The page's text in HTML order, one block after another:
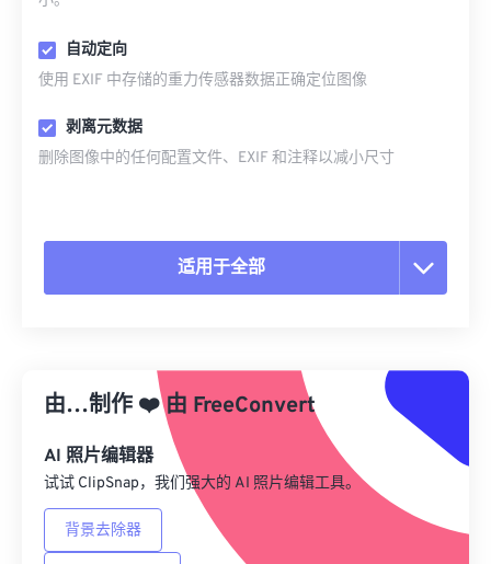
自动定向
使用 EXIF 中存储的重力传感器数据正确定位图像
剥离元数据
删除图像中的任何配置文件、EXIF 和注释以减小尺寸
适用于全部
从预设应用
另存为预设
由…制作 ❤️由 FreeConvert
AI 照片编辑器
试试 ClipSnap，我们强大的 AI 照片编辑工具。
背景去除器